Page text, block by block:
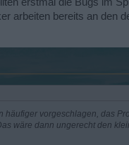
arbeiten bereits an den
häufiger vorgeschlagen, das
wäre dann ungerecht den